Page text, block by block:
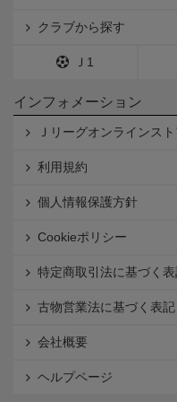
クラブから探す
Ｊ1
インフォメーション
Ｊリーグオンラインス
利用規約
個人情報保護方針
Cookieポリシー
特定商取引法に基づく
古物営業法に基づく表記
会社概要
ヘルプページ